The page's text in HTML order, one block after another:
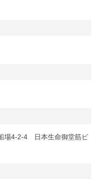
場4-2-4 日本生命御堂筋ビ